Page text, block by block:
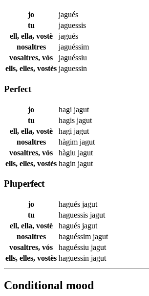
jo
jagués
tu
jaguessis
ell, ella, vostè
jagués
nosaltres
jaguéssim
vosaltres, vós
jaguéssiu
ells, elles, vostès jaguessin
Perfect
jo hagi jagut
tu
hagis jagut
ell, ella, vostè
hagi jagut
nosaltres
hàgim jagut
vosaltres, vós
hàgiu jagut
ells, elles, vostès hagin jagut
Pluperfect
jo hagués jagut
tu
haguessis jagut
ell, ella, vostè
hagués jagut
nosaltres
haguéssim jagut
vosaltres, vós
haguéssiu jagut
ells, elles, vostès haguessin jagut
Conditional mood